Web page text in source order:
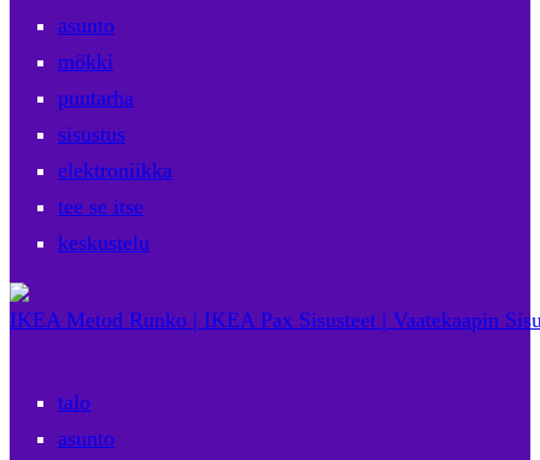
asunto
mökki
puutarha
sisustus
elektroniikka
tee se itse
keskustelu
IKEA Metod Runko | IKEA Pax Sisusteet | Vaatekaapin
talo
asunto